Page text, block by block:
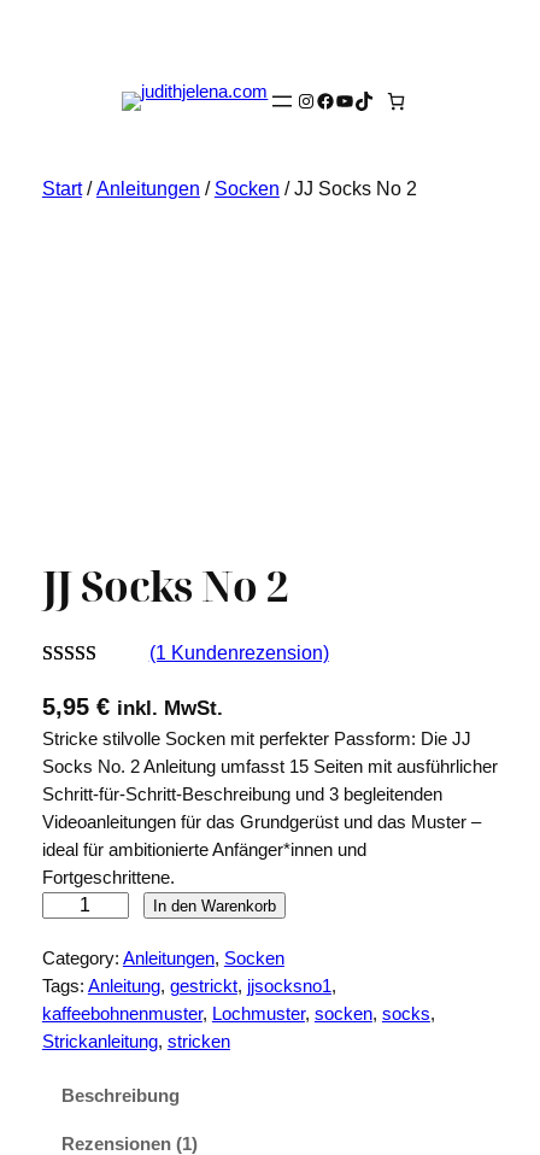
Instagram
Facebook
YouTube
TikTok
Start/Anleitungen / Socken / JJ Socks No 2
JJ Socks No 2
5.00von 5,
basierend auf
Kundenbew
ertung
(1 Kundenrezension)
5,95 € inkl. MwSt.
Stricke stilvolle Socken mit perfekter Passform: Die JJ
Socks No. 2 Anleitung umfasst 15 Seiten mit ausführlicher
Schritt-für-Schritt-Beschreibung und 3 begleitenden
Videoanleitungen für das Grundgerüst und das Muster –
ideal für ambitionierte Anfänger*innen und
Fortgeschrittene.
S
o
c
k
In den Warenkorb
Category: Anleitungen, Socken
Tags: Anleitung, gestrickt, jjsocksno1
kaffeebohnenmuster, Lochmuster, socken, socks
Strickanleitung, stricken
Beschreibung
Rezensionen (1)